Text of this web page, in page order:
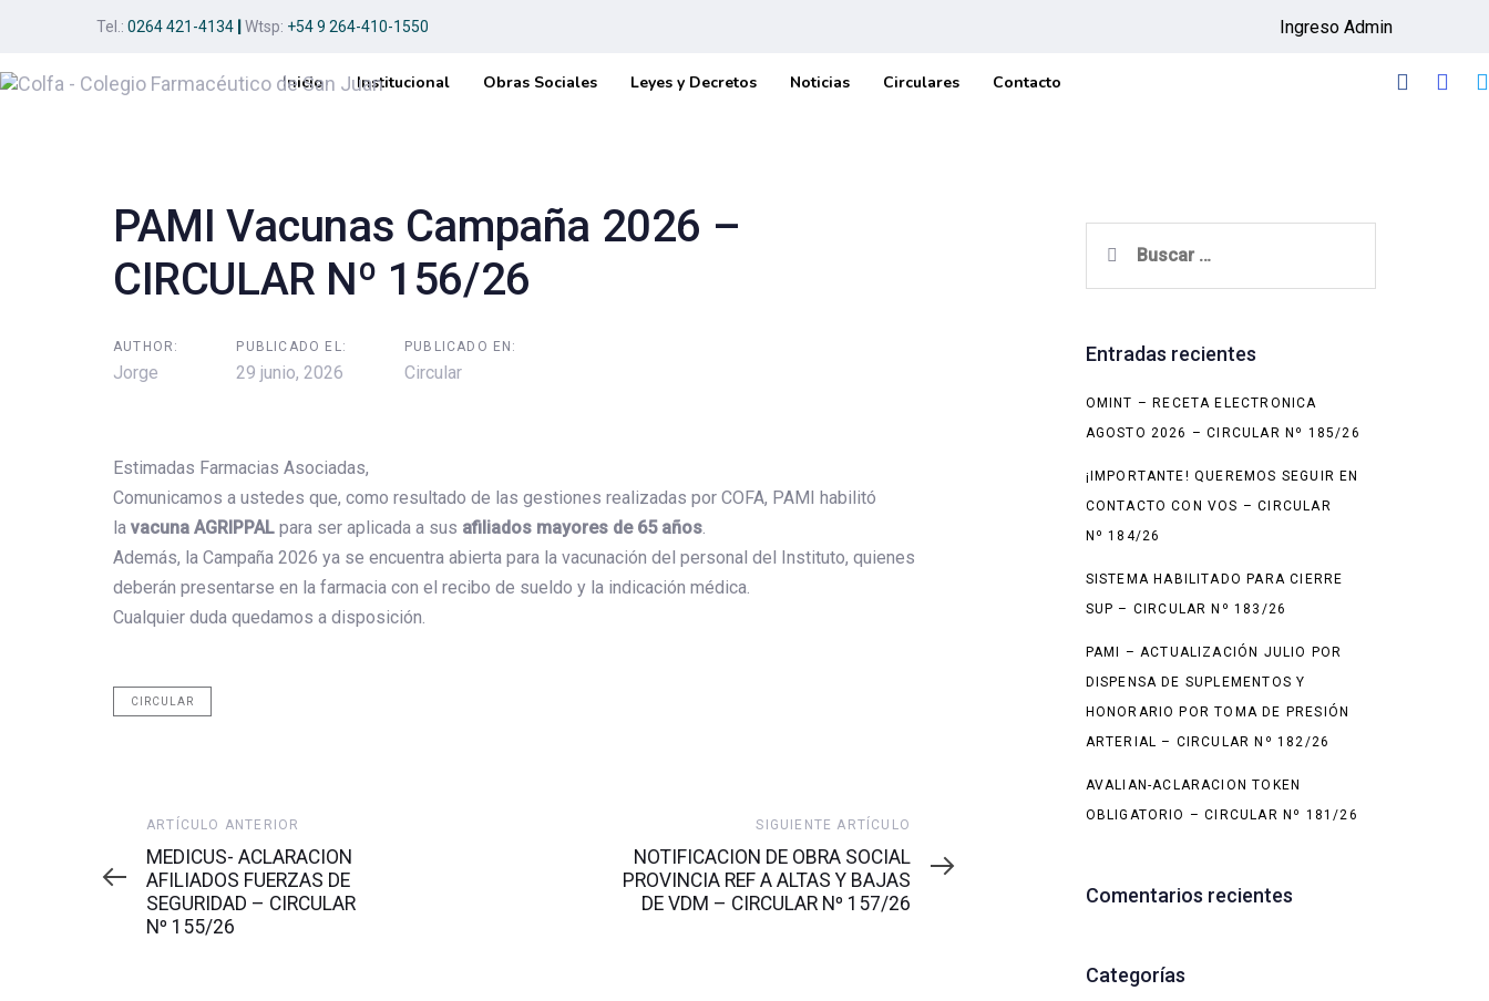
primary
Tel.: 0264 421-4134 Wtsp: +54 9 264-410-1550 Ingreso Admin
Inicio Institucional Obras Sociales Leyes y Decretos Noticias Circulares Contacto
PAMI Vacunas Campaña 2026 –
CIRCULAR Nº 156/26
AUTHOR:
Jorge
PUBLICADO EL:
29 junio, 2026
PUBLICADO EN:
Circular
Estimadas Farmacias Asociadas,
Comunicamos a ustedes que, como resultado de las gestiones realizadas por COFA, PAMI habilitó
la vacuna AGRIPPAL para ser aplicada a sus afiliados mayores de 65 años
Además, la Campaña 2026 ya se encuentra abierta para la vacunación del personal del Instituto, quienes
deberán presentarse en la farmacia con el recibo de sueldo y la indicación médica.
Cualquier duda quedamos a disposición.
CIRCULAR
Artículo
anterior
ARTÍCULO ANTERIOR
MEDICUS- ACLARACION
AFILIADOS FUERZAS DE
SEGURIDAD – CIRCULAR
Nº 155/26
artículo
SIGUIENTE ARTÍCULO
NOTIFICACION DE OBRA SOCIAL
PROVINCIA REF A ALTAS Y BAJAS
DE VDM – CIRCULAR Nº 157/26
Entradas recientes
OMINT – RECETA ELECTRONICA
AGOSTO 2026 – CIRCULAR Nº 185/26
¡IMPORTANTE! QUEREMOS SEGUIR EN
CONTACTO CON VOS – CIRCULAR
Nº 184/26
SISTEMA HABILITADO PARA CIERRE
SUP – CIRCULAR Nº 183/26
PAMI – ACTUALIZACIÓN JULIO POR
DISPENSA DE SUPLEMENTOS Y
HONORARIO POR TOMA DE PRESIÓN
ARTERIAL – CIRCULAR Nº 182/26
AVALIAN-ACLARACION TOKEN
OBLIGATORIO – CIRCULAR Nº 181/26
Comentarios recientes
Categorías